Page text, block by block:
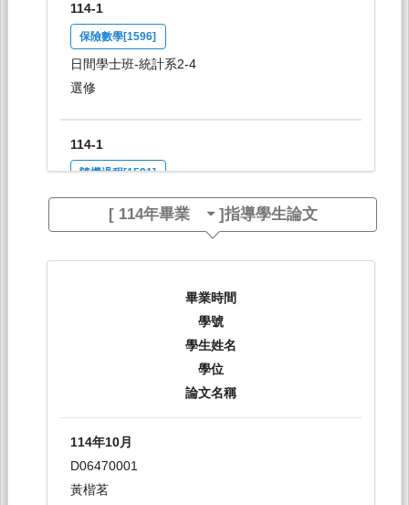
114-1
保險數學[1596]
日間學士班-統計系2-4
選修
114-1
隨機過程[1591]
日間學士班-統計系2-4
日間學士班-統計系3A
114-1
應用統計學[1637]
日間學士班-資管系2
必修
[ 114年畢業 ]指導學生論文
畢業時間
學號
學生姓名
學位
論文名稱
114年10月
D06470001
黃楷茗